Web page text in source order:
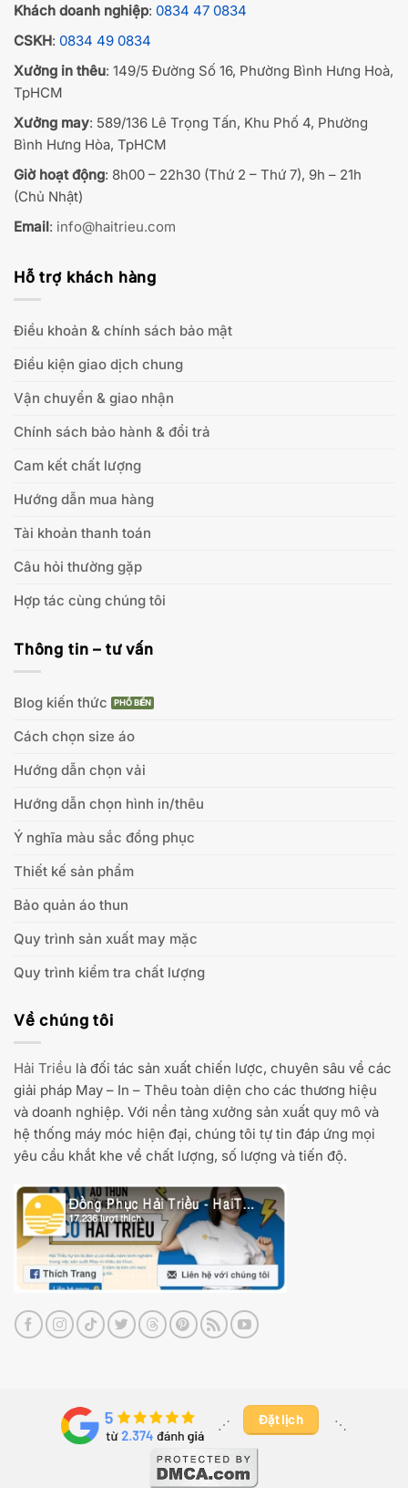
Khách doanh nghiệp: 0834 47 0834
CSKH: 0834 49 0834
Xưởng in thêu: 149/5 Đường Số 16, Phường Bình Hưng Hoà,
TpHCM
Xưởng may: 589/136 Lê Trọng Tấn, Khu Phố 4, Phường
Bình Hưng Hòa, TpHCM
Giờ hoạt động: 8h00 – 22h30 (Thứ 2 – Thứ 7), 9h – 21h
(Chủ Nhật)
Email: info@haitrieu.com
Hỗ trợ khách hàng
Điều khoản & chính sách bảo mật
Điều kiện giao dịch chung
Vận chuyển & giao nhận
Chính sách bảo hành & đổi trả
Cam kết chất lượng
Hướng dẫn mua hàng
Tài khoản thanh toán
Câu hỏi thường gặp
Hợp tác cùng chúng tôi
Thông tin – tư vấn
Blog kiến thức
Cách chọn size áo
Hướng dẫn chọn vải
Hướng dẫn chọn hình in/thêu
Ý nghĩa màu sắc đồng phục
Thiết kế sản phẩm
Bảo quản áo thun
Quy trình sản xuất may mặc
Quy trình kiểm tra chất lượng
Về chúng tôi
Hải Triều là đối tác sản xuất chiến lược, chuyên sâu về các
giải pháp May – In – Thêu toàn diện cho các thương hiệu
và doanh nghiệp. Với nền tảng xưởng sản xuất quy mô và
hệ thống máy móc hiện đại, chúng tôi tự tin đáp ứng mọi
yêu cầu khắt khe về chất lượng, số lượng và tiến độ.
⋰ ​ Đặt lịch ⋱